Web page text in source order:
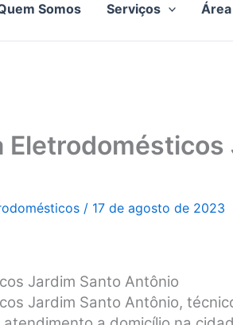
Somos Serviços
/ 17 de agosto de 2023
Jardim Santo Antônio
Jardim Santo Antônio,